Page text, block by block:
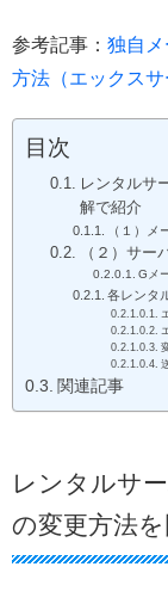
参考記事： 独自
方法（エックスサ
目次
レンタルサ
解で紹介
（１）メ
（２）サー
Gメ
各レンタ
関連記事
レンタルサ
の変更方法